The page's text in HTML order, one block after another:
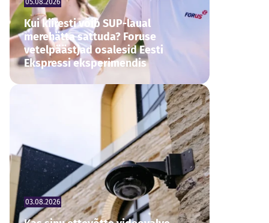
05.08.2026
Kui kiiresti võib SUP-laual
merehätta sattuda? Foruse
vetelpäästjad osalesid Eesti
Ekspressi eksperimendis
03.08.2026